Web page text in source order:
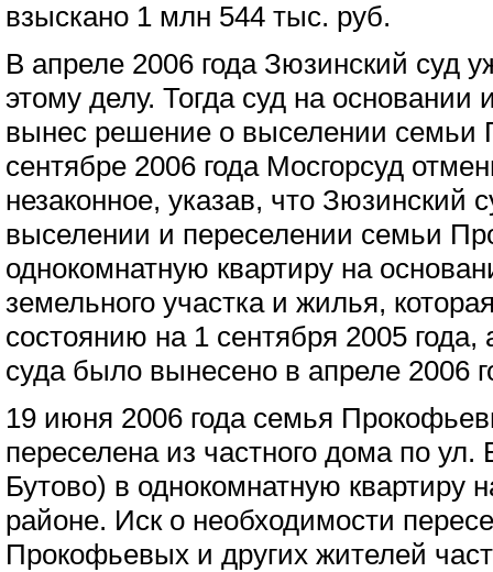
взыскано 1 млн 544 тыс. руб.
В апреле 2006 года Зюзинский суд
этому делу. Тогда суд на основании
вынес решение о выселении семьи
сентябре 2006 года Мосгорсуд
незаконное, указав, что Зюзинский
выселении и переселении семьи
однокомнатную квартиру на
земельного участка и жилья,
состоянию на 1 сентября 2005
суда было вынесено в апреле 2006
19 июня 2006 года семья
переселена из частного дома по
Бутово) в однокомнатную квартиру
районе. Иск о необходимости
Прокофьевых и других жителей